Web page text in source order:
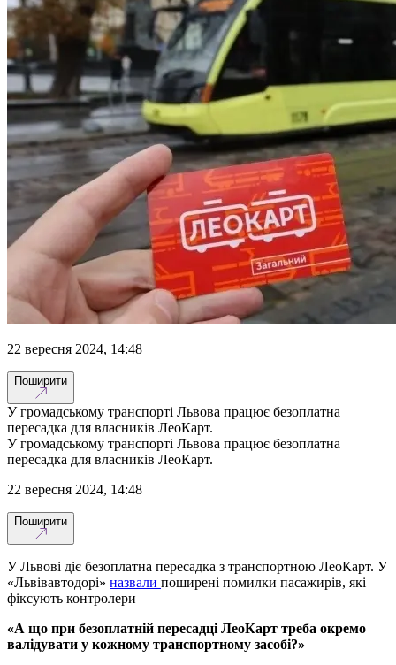
22 вересня 2024, 14:48
Поширити
У громадському транспорті Львова працює безоплатна
пересадка для власників ЛеоКарт.
У громадському транспорті Львова працює безоплатна
пересадка для власників ЛеоКарт.
22 вересня 2024, 14:48
Поширити
У Львові діє безоплатна пересадка з транспортною ЛеоКарт. У
«Львівавтодорі» назвали поширені помилки пасажирів, які
фіксують контролери
«А що при безоплатній пересадці ЛеоКарт треба окремо
валідувати у кожному транспортному засобі?»